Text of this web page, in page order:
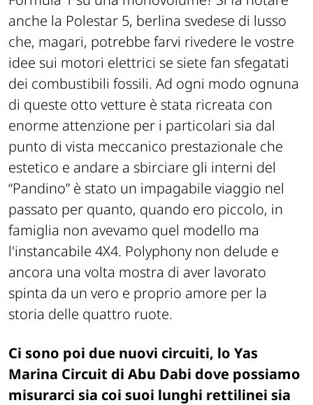
anche la Polestar 5, berlina svedese di lusso
che, magari, potrebbe farvi rivedere le vostre
idee sui motori elettrici se siete fan sfegatati
dei combustibili fossili. Ad ogni modo ognuna
di queste otto vetture è stata ricreata con
enorme attenzione per i particolari sia dal
punto di vista meccanico prestazionale che
estetico e andare a sbirciare gli interni del
“Pandino” è stato un impagabile viaggio nel
passato per quanto, quando ero piccolo, in
famiglia non avevamo quel modello ma
l'instancabile 4X4. Polyphony non delude e
ancora una volta mostra di aver lavorato
spinta da un vero e proprio amore per la
storia delle quattro ruote.
Ci sono poi due nuovi circuiti, lo Yas
Marina Circuit di Abu Dabi dove possiamo
misurarci sia coi suoi lunghi rettilinei sia